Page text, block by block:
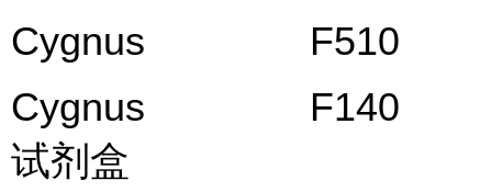
Cygnus F510
Cygnus F140 巴斯
试剂盒